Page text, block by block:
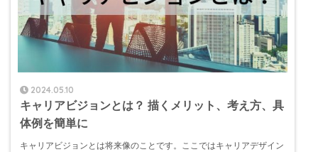
2024.05.10
キャリアビジョンとは？ 描くメリット、考え方、具
体例を簡単に
キャリアビジョンとは将来像のことです。ここではキャリアデザイン